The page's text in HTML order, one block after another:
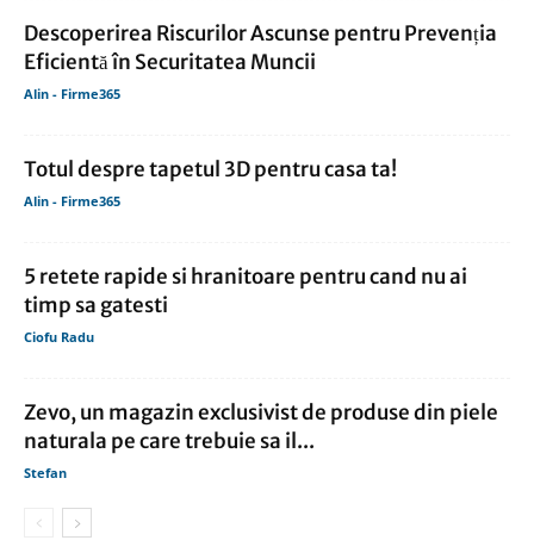
Descoperirea Riscurilor Ascunse pentru Prevenția
Eficientă în Securitatea Muncii
Alin - Firme365
Totul despre tapetul 3D pentru casa ta!
Alin - Firme365
5 retete rapide si hranitoare pentru cand nu ai
timp sa gatesti
Ciofu Radu
Zevo, un magazin exclusivist de produse din piele
naturala pe care trebuie sa il...
Stefan